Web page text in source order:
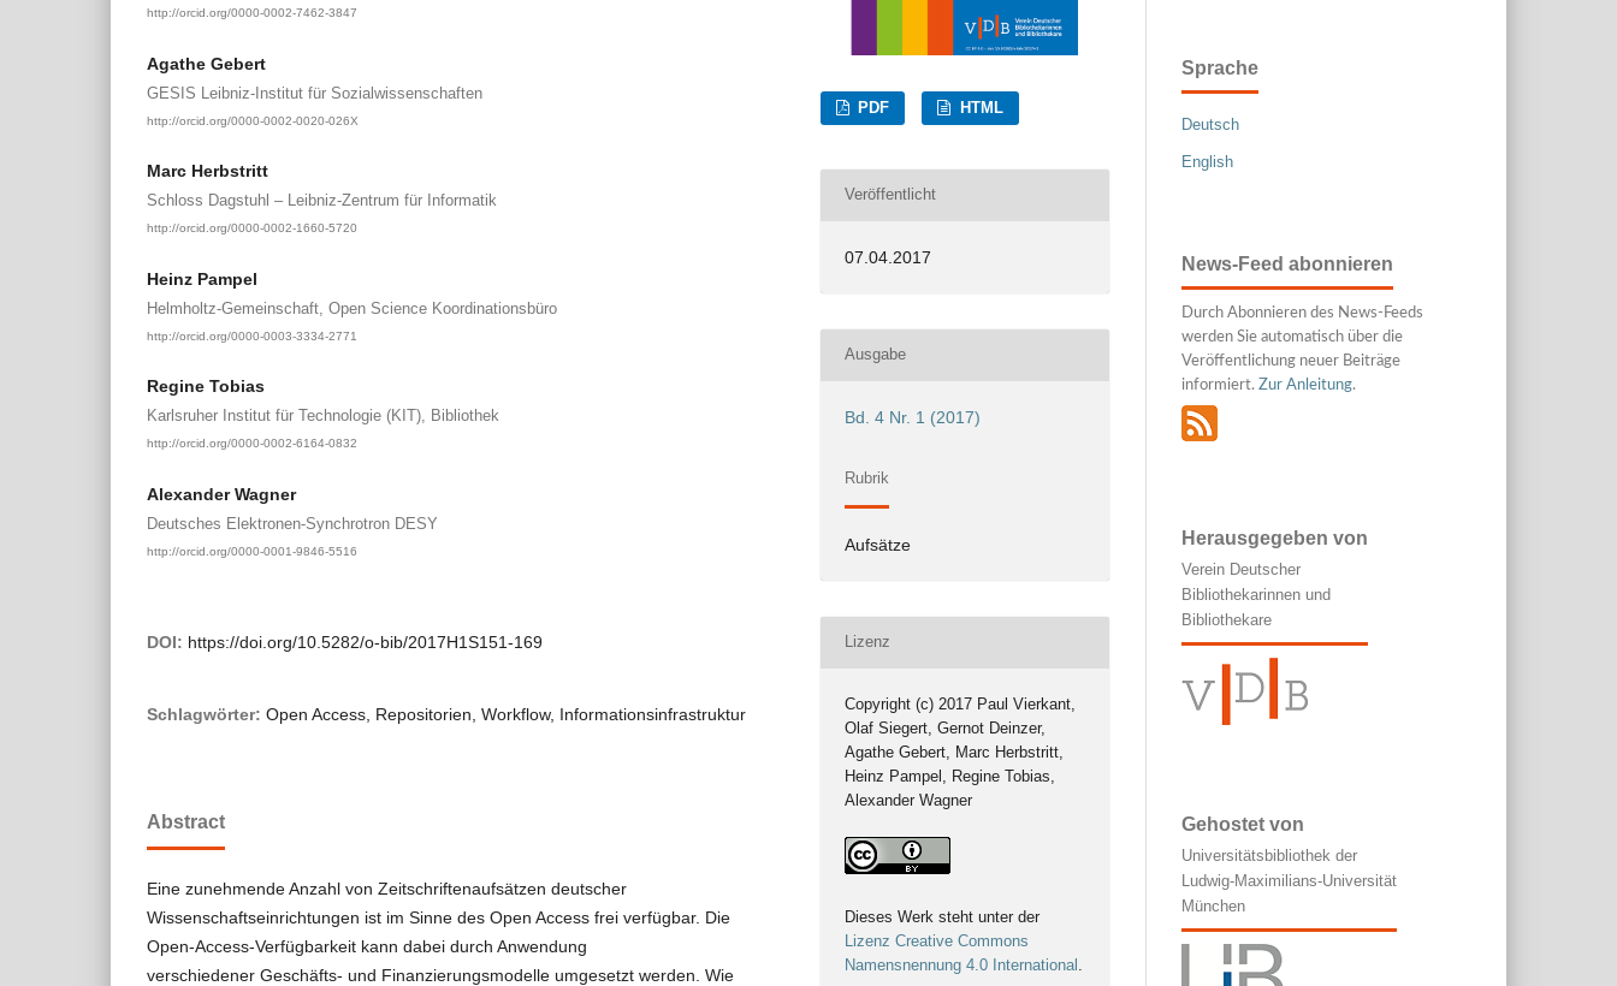
http://orcid.org/0000-0002-7462-3847
Agathe Gebert
GESIS Leibniz-Institut für Sozialwissenschaften
http://orcid.org/0000-0002-0020-026X
Marc Herbstritt
Schloss Dagstuhl – Leibniz-Zentrum für Informatik
http://orcid.org/0000-0002-1660-5720
Heinz Pampel
Helmholtz-Gemeinschaft, Open Science Koordinationsbüro
http://orcid.org/0000-0003-3334-2771
Regine Tobias
Karlsruher Institut für Technologie (KIT), Bibliothek
http://orcid.org/0000-0002-6164-0832
Alexander Wagner
Deutsches Elektronen-Synchrotron DESY
http://orcid.org/0000-0001-9846-5516
DOI: https://doi.org/10.5282/o-bib/2017H1S151-169
Schlagwörter: Open Access, Repositorien, Workflow, Informationsinfrastruktur
Abstract
Eine zunehmende Anzahl von Zeitschriftenaufsätzen deutscher
Wissenschaftseinrichtungen ist im Sinne des Open Access frei verfügbar. Die
Open-Access-Verfügbarkeit kann dabei durch Anwendung
verschiedener Geschäfts- und Finanzierungsmodelle umgesetzt werden. Wie
PDF HTML
Veröffentlicht
07.04.2017
Ausgabe
Bd. 4 Nr. 1 (2017)
Rubrik
Aufsätze
Lizenz
Copyright (c) 2017 Paul Vierkant,
Olaf Siegert, Gernot Deinzer,
Agathe Gebert, Marc Herbstritt,
Heinz Pampel, Regine Tobias,
Alexander Wagner
Dieses Werk steht unter der
Lizenz Creative Commons
Namensnennung 4.0 International
Sprache
Deutsch
English
News-Feed abonnieren
Durch Abonnieren des News-Feeds
werden Sie automatisch über die
Veröffentlichung neuer Beiträge
informiert. Zur Anleitung.
Herausgegeben von
Verein Deutscher
Bibliothekarinnen und
Bibliothekare
Gehostet von
Universitätsbibliothek der
Ludwig-Maximilians-Universität
München